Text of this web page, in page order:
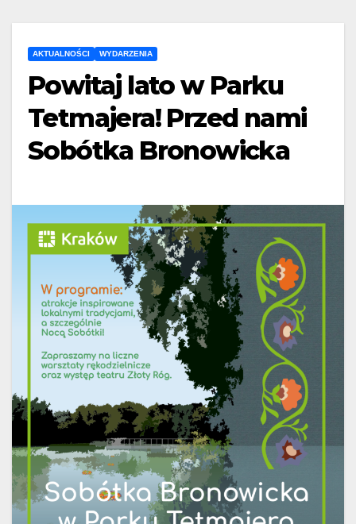
AKTUALNOŚCI WYDARZENIA
Powitaj lato w Parku
Tetmajera! Przed nami
Sobótka Bronowicka